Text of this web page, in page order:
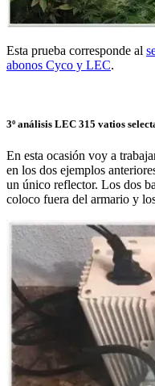
Esta prueba corresponde al
abonos Cyco y LEC.
3º análisis LEC 315 vatios
En esta ocasión voy a
en los dos ejemplos
un único reflector. Los dos
coloco fuera del armario y